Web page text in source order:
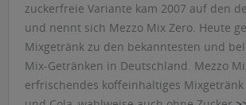
zuckerfreie Variante kam 2007 auf den
und nennt sich Mezzo Mix Zero. Heute
Mixgetränk zu den bekanntesten und
Mix-Getränken in Deutschland. Mezzo
erfrischendes koffeinhaltiges Mixgetränk